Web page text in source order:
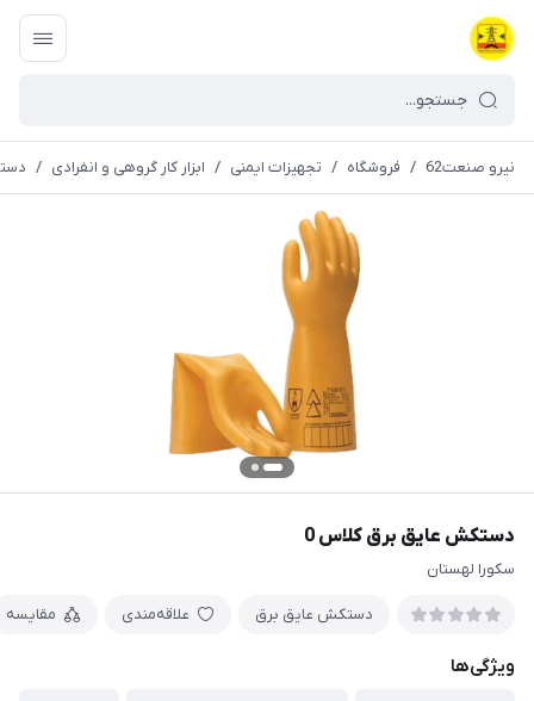
نیرو صنعت62 / فروشگاه / تجهیزات ایمنی / ابزار کار گروهی و انفرادی /
دستکش عایق برق کلاس 0
سکورا لهستان
دستکش عایق برق علاقه‌مندی مقایسه
ویژگی‌ها